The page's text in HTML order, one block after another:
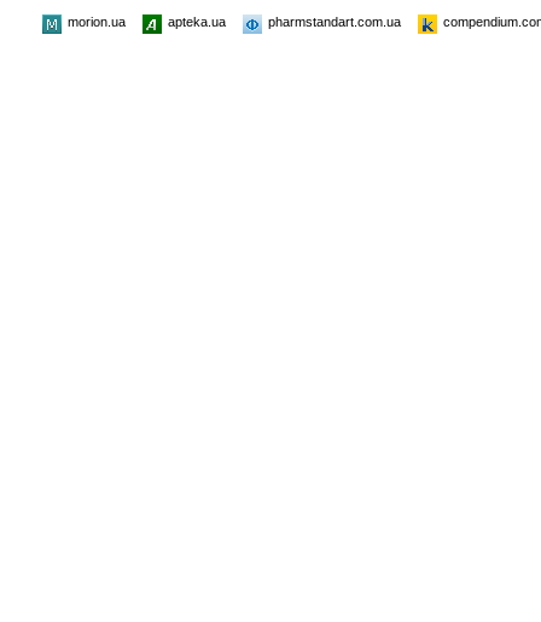
morion.ua apteka.ua pharmstandart.com.ua